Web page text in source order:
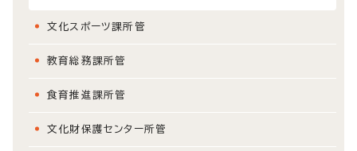
文化スポーツ課所管
教育総務課所管
食育推進課所管
文化財保護センター所管